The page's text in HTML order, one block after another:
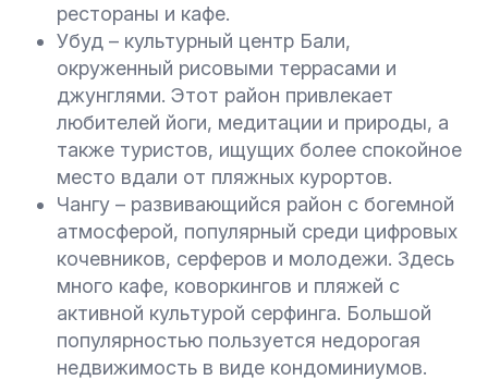
рестораны и кафе.
Убуд – культурный центр Бали,
окруженный рисовыми террасами и
джунглями. Этот район привлекает
любителей йоги, медитации и природы, а
также туристов, ищущих более спокойное
место вдали от пляжных курортов.
Чангу – развивающийся район с богемной
атмосферой, популярный среди цифровых
кочевников, серферов и молодежи. Здесь
много кафе, коворкингов и пляжей с
активной культурой серфинга. Большой
популярностью пользуется недорогая
недвижимость в виде кондоминиумов.